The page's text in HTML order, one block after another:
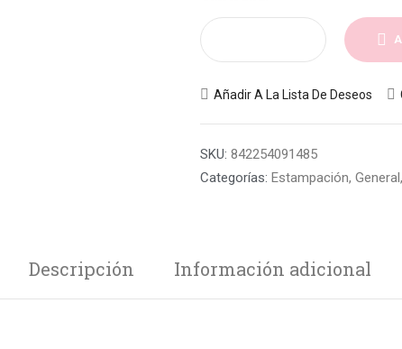
Añadir A La Lista De Deseos
SKU: 842254091485
Categorías: Estampación, General,
Descripción Información adicional